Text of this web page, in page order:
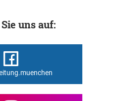
uns auf: